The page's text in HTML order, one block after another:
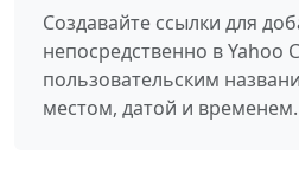
Создавайте ссылки для
непосредственно в Yahoo
пользовательским
местом, датой и временем.